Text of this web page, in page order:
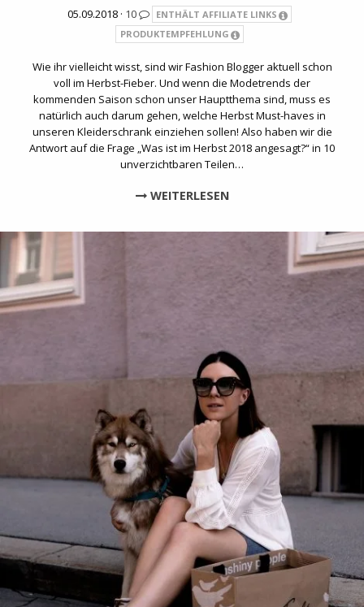
05.09.2018 · 10
ENTHÄLT AFFILIATE LINKS
PRODUKTEMPFEHLUNG
Wie ihr vielleicht wisst, sind wir Fashion Blogger aktuell schon
voll im Herbst-Fieber. Und wenn die Modetrends der
kommenden Saison schon unser Hauptthema sind, muss es
natürlich auch darum gehen, welche Herbst Must-haves in
unseren Kleiderschrank einziehen sollen! Also haben wir die
Antwort auf die Frage „Was ist im Herbst 2018 angesagt?“ in 10
unverzichtbaren Teilen…
WEITERLESEN